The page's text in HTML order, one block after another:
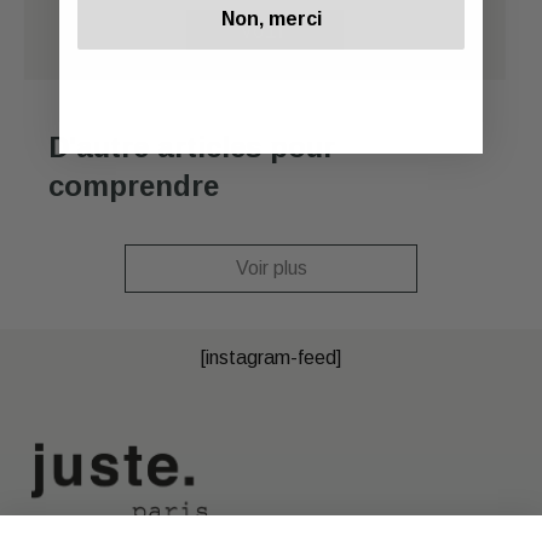
Voir
D'autre articles pour
comprendre
Voir plus
[instagram-feed]
Non, merci